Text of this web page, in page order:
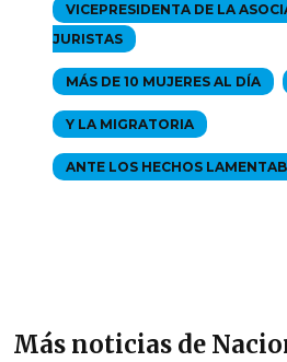
VICEPRESIDENTA DE LA
JURISTAS
MÁS DE 10 MUJERES AL DÍA
Y LA MIGRATORIA
ANTE LOS HECHOS
Más noticias de